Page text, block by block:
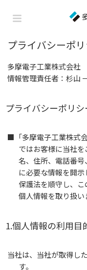
プライバシーポ
多摩電子工業株式会社
情報管理責任者：杉山
プライバシーポリ
■「多摩電子工業株式
ではお客様に当社
名、住所、電話番
に必要な情報を開
保護法を順守し、
個人情報を取り扱い
1.個人情報の利用目
当社は、当社が取得し
す。